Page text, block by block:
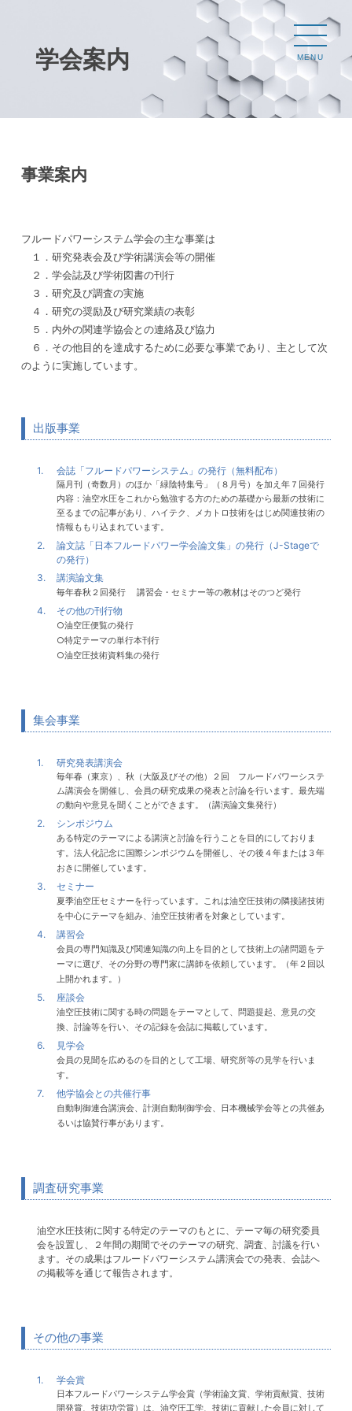
MENU
学会案内
事業案内
フルードパワーシステム学会の主な事業は
１．研究発表会及び学術講演会等の開催
２．学会誌及び学術図書の刊行
３．研究及び調査の実施
４．研究の奨励及び研究業績の表彰
５．内外の関連学協会との連絡及び協力
６．その他目的を達成するために必要な事業であり、主として次
のように実施しています。
出版事業
1. 会誌「フルードパワーシステム」の発行（無料配布）
隔月刊（奇数月）のほか「緑陰特集号」（８月号）を加え年７回発行
内容：油空水圧をこれから勉強する方のための基礎から最新の技術に
至るまでの記事があり、ハイテク、メカトロ技術をはじめ関連技術の
情報ももり込まれています。
2.
論文誌「日本フルードパワー学会論文集」の発行（J-Stageで
の発行）
3.
講演論文集
毎年春秋２回発行 講習会・セミナー等の教材はそのつど発行
4. その他の刊行物
○油空圧便覧の発行
○特定テーマの単行本刊行
○油空圧技術資料集の発行
集会事業
1. 研究発表講演会
毎年春（東京）、秋（大阪及びその他）２回 フルードパワーシステ
ム講演会を開催し、会員の研究成果の発表と討論を行います。最先端
の動向や意見を聞くことができます。（講演論文集発行）
2. シンポジウム
ある特定のテーマによる講演と討論を行うことを目的にしておりま
す。法人化記念に国際シンポジウムを開催し、その後４年または３年
おきに開催しています。
3. セミナー
夏季油空圧セミナーを行っています。これは油空圧技術の隣接諸技術
を中心にテーマを組み、油空圧技術者を対象としています。
4. 講習会
会員の専門知識及び関連知識の向上を目的として技術上の諸問題をテ
ーマに選び、その分野の専門家に講師を依頼しています。（年２回以
上開かれます。）
5. 座談会
油空圧技術に関する時の問題をテーマとして、問題提起、意見の交
換、討論等を行い、その記録を会誌に掲載しています。
6. 見学会
会員の見聞を広めるのを目的として工場、研究所等の見学を行いま
す。
7. 他学協会との共催行事
自動制御連合講演会、計測自動制御学会、日本機械学会等との共催あ
るいは協賛行事があります。
調査研究事業
油空水圧技術に関する特定のテーマのもとに、テーマ毎の研究委員
会を設置し、２年間の期間でそのテーマの研究、調査、討議を行い
ます。その成果はフルードパワーシステム講演会での発表、会誌へ
の掲載等を通じて報告されます。
その他の事業
1. 学会賞
日本フルードパワーシステム学会賞（学術論文賞、学術貢献賞、技術
開発賞、技術功労賞）は、油空圧工学、技術に貢献した会員に対して